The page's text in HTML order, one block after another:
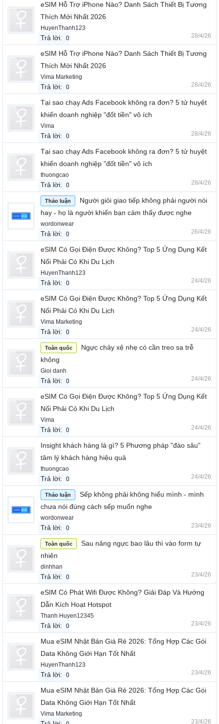
eSIM Hỗ Trợ iPhone Nào? Danh Sách Thiết Bị Tương
Thích Mới Nhất 2026
HuyenThanh123
Trả lời: 0 28/4/26
eSIM Hỗ Trợ iPhone Nào? Danh Sách Thiết Bị Tương
Thích Mới Nhất 2026
Vima Marketing
Trả lời: 0 28/4/26
Tại sao chạy Ads Facebook không ra đơn? 5 tử huyệt
khiến doanh nghiệp "đốt tiền" vô ích
Vima
Trả lời: 0 28/4/26
Tại sao chạy Ads Facebook không ra đơn? 5 tử huyệt
khiến doanh nghiệp "đốt tiền" vô ích
thuongcao
Trả lời: 0 28/4/26
Thảo luận
Người giỏi giao tiếp không phải người nói
hay - họ là người khiến bạn cảm thấy được nghe
wordonwear
Trả lời: 0 26/4/26
eSIM Có Gọi Điện Được Không? Top 5 Ứng Dụng Kết
Nối Phải Có Khi Du Lịch
HuyenThanh123
Trả lời: 0 24/4/26
eSIM Có Gọi Điện Được Không? Top 5 Ứng Dụng Kết
Nối Phải Có Khi Du Lịch
Vima Marketing
Trả lời: 0 24/4/26
Toàn quốc
Ngực chảy xệ nhẹ có cần treo sa trễ
không
Gioi danh
Trả lời: 0 24/4/26
eSIM Có Gọi Điện Được Không? Top 5 Ứng Dụng Kết
Nối Phải Có Khi Du Lịch
Vima
Trả lời: 0 24/4/26
Insight khách hàng là gì? 5 Phương pháp "đào sâu"
tâm lý khách hàng hiệu quả
thuongcao
Trả lời: 0 24/4/26
Thảo luận
Sếp không phải không hiểu mình - mình
chưa nói đúng cách sếp muốn nghe
wordonwear
Trả lời: 0 23/4/26
Toàn quốc
Sau nâng ngực bao lâu thì vào form tự
nhiên
dinhhan
Trả lời: 0 23/4/26
eSIM Có Phát Wifi Được Không? Giải Đáp Và Hướng
Dẫn Kích Hoạt Hotspot
Thanh Huyen12345
Trả lời: 0 23/4/26
Mua eSIM Nhật Bản Giá Rẻ 2026: Tổng Hợp Các Gói
Data Không Giới Hạn Tốt Nhất
HuyenThanh123
Trả lời: 0 23/4/26
Mua eSIM Nhật Bản Giá Rẻ 2026: Tổng Hợp Các Gói
Data Không Giới Hạn Tốt Nhất
Vima Marketing
23/4/26